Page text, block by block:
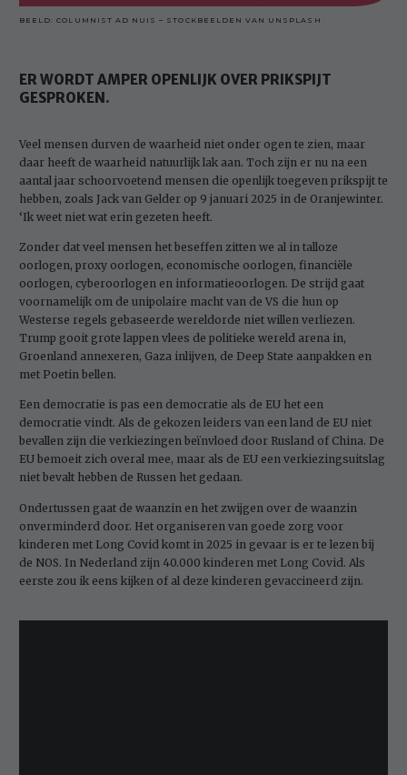
BEELD: COLUMNIST AD NUIS – STOCKBEELDEN VAN UNSPLASH
ER WORDT AMPER OPENLIJK OVER PRIKSPIJT
GESPROKEN.
Veel mensen durven de waarheid niet onder ogen te zien, maar
daar heeft de waarheid natuurlijk lak aan. Toch zijn er nu na een
aantal jaar schoorvoetend mensen die openlijk toegeven prikspijt te
hebben, zoals Jack van Gelder op 9 januari 2025 in de Oranjewinter.
‘Ik weet niet wat erin gezeten heeft.
Zonder dat veel mensen het beseffen zitten we al in talloze
oorlogen, proxy oorlogen, economische oorlogen, financiële
oorlogen, cyberoorlogen en informatieoorlogen. De strijd gaat
voornamelijk om de unipolaire macht van de VS die hun op
Westerse regels gebaseerde wereldorde niet willen verliezen.
Trump gooit grote lappen vlees de politieke wereld arena in,
Groenland annexeren, Gaza inlijven, de Deep State aanpakken en
met Poetin bellen.
Een democratie is pas een democratie als de EU het een
democratie vindt. Als de gekozen leiders van een land de EU niet
bevallen zijn die verkiezingen beïnvloed door Rusland of China. De
EU bemoeit zich overal mee, maar als de EU een verkiezingsuitslag
niet bevalt hebben de Russen het gedaan.
Ondertussen gaat de waanzin en het zwijgen over de waanzin
onverminderd door. Het organiseren van goede zorg voor
kinderen met Long Covid komt in 2025 in gevaar is er te lezen bij
de NOS. In Nederland zijn 40.000 kinderen met Long Covid. Als
eerste zou ik eens kijken of al deze kinderen gevaccineerd zijn.